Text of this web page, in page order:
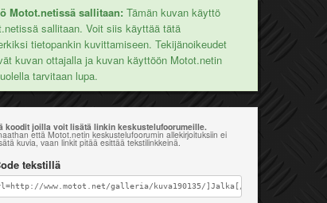
Motot.netissä sallitaan: Tämän kuvan käyttö
sallitaan. Voit siis käyttää tätä
tietopankin kuvittamiseen. Tekijänoikeudet
kuvan ottajalla ja kuvan käyttöön Motot.netin
tarvitaan lupa.
koodit joilla voit lisätä linkin keskustelufoorumeille.
että Motot.netin keskustelufoorumin allekirjoituksiin ei
kuvia, vaan linkit pitää esittää tekstilinkkeinä.
tekstillä
www.motot.net/galleria/kuva190135/]Jalka[/url]